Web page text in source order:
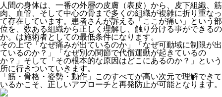
人間の身体は、一番の外層の皮膚（表皮）から、皮下組織、筋
肉、血管、そして中心の骨まで多くの組織が複雑に折り重なっ
て存在しています。患者さんが訴える「ここが痛い」という部
位を、数ある組織から正しく理解し、触り分ける事ができるの
か。は施術者としての最低条件になります。
その上で「なぜ痛みが出ているのか」「なぜ可動域に制限が出
ているのか？」「なぜ別の関節で代償運動が起きているの
か？」そして「その根本的な原因はどこにあるのか？」という
所に行きついていきます。
「筋・骨格・姿勢・動作」このすべてが高い次元で理解できて
いるかこそ、正しいアプローチと再発防止が可能となります。